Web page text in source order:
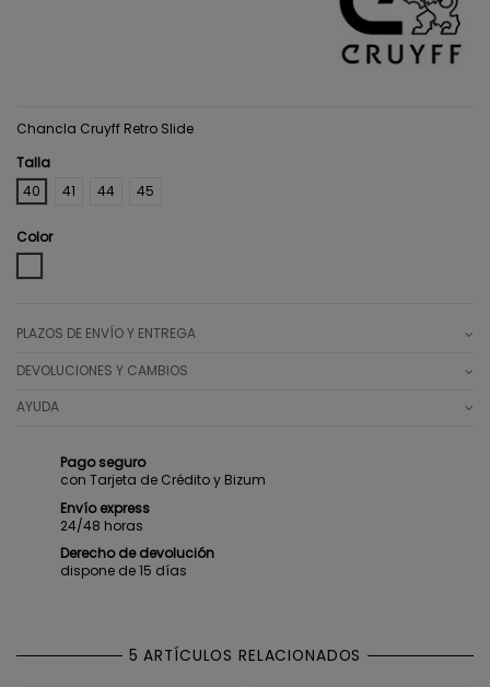
Chancla Cruyff Retro Slide
Talla
40
41 44 45
Color
PLAZOS DE ENVÍO Y ENTREGA
DEVOLUCIONES Y CAMBIOS
AYUDA
Pago seguro
con Tarjeta de Crédito y Bizum
Envío express
24/48 horas
Derecho de devolución
dispone de 15 días
5 ARTÍCULOS RELACIONADOS